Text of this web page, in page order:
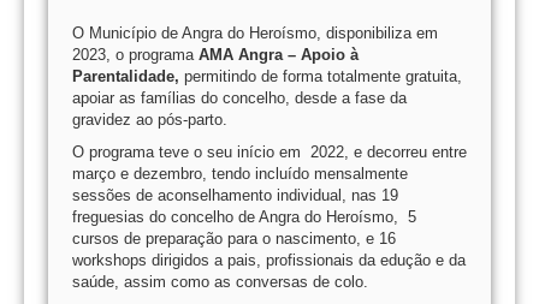
O Município de Angra do Heroísmo, disponibiliza em
2023, o programa AMA Angra – Apoio à
Parentalidade, permitindo de forma totalmente gratuita,
apoiar as famílias do concelho, desde a fase da
gravidez ao pós-parto.
O programa teve o seu início em 2022, e decorreu entre
março e dezembro, tendo incluído mensalmente
sessões de aconselhamento individual, nas 19
freguesias do concelho de Angra do Heroísmo, 5
cursos de preparação para o nascimento, e 16
workshops dirigidos a pais, profissionais da edução e da
saúde, assim como as conversas de colo.